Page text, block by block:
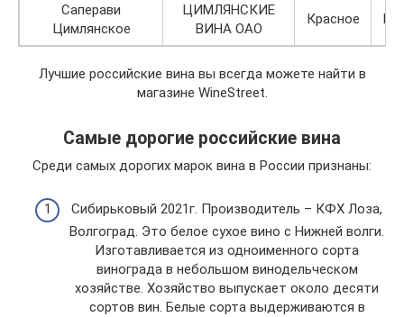
Саперави
Цимлянское
ЦИМЛЯНСКИЕ
ВИНА ОАО
Красное
Лучшие российские вина вы всегда можете найти в
магазине WineStreet.
Самые дорогие российские вина
Среди самых дорогих марок вина в России признаны:
Сибирьковый 2021г. Производитель – КФХ Лоза,
Волгоград. Это белое сухое вино с Нижней волги.
Изготавливается из одноименного сорта
винограда в небольшом винодельческом
хозяйстве. Хозяйство выпускает около десяти
сортов вин. Белые сорта выдерживаются в